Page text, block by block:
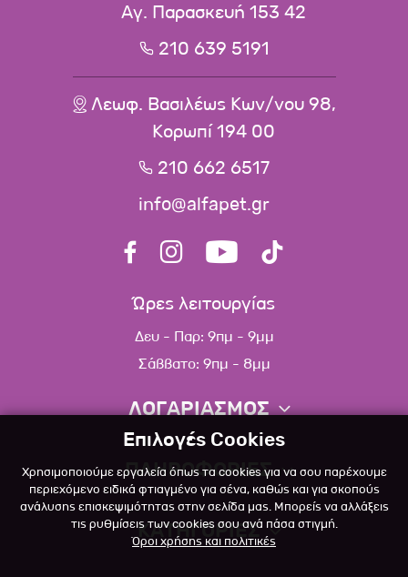
Αγ. Παρασκευή 153 42
210 639 5191
Λεωφ. Βασιλέως Κων/νου 98,
Κορωπί 194 00
210 662 6517
info@alfapet.gr
Ώρες λειτουργίας
Δευ - Παρ: 9πμ - 9μμ
Σάββατο: 9πμ - 8μμ
ΛΟΓΑΡΙΑΣΜΟΣ
Πληροφορίες λογαριασμού
Λίστα αγαπημένων
Πολιτική επιστροφών
ΠΛΗΡΟΦΟΡΙΕΣ
Σχετικά
Επικοινωνία
ΚΑΤΗΓΟΡΙΕΣ
Επιλογές Cookies
Χρησιμοποιούμε εργαλεία όπως τα cookies για να σου παρέχουμε
περιεχόμενο ειδικά φτιαγμένο για σένα, καθώς και για σκοπούς
ανάλυσης επισκεψιμότητας στην σελίδα μας. Μπορείς να αλλάξεις
τις ρυθμίσεις των cookies σου ανά πάσα στιγμή.
Όροι χρήσης και πολιτικές